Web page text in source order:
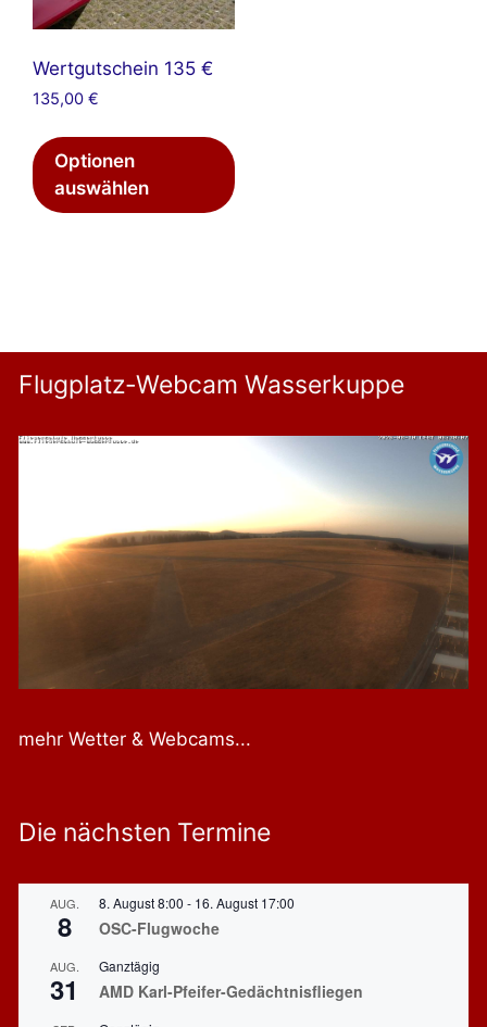
Wertgutschein 135 €
135,00 €
Optionen
auswählen
Flugplatz-Webcam Wasserkuppe
mehr Wetter & Webcams...
Die nächsten Termine
AUG.
8
8. August 8:00 - 16. August 17:00
OSC-Flugwoche
AUG.
31
Ganztägig
AMD Karl-Pfeifer-Gedächtnisfliegen